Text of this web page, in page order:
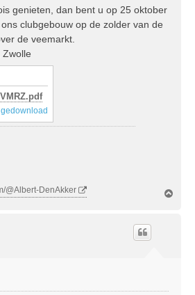
genieten, dan bent u op 25 oktober
clubgebouw op de zolder van de
de veemarkt.
Zwolle
@Albert-DenAkker